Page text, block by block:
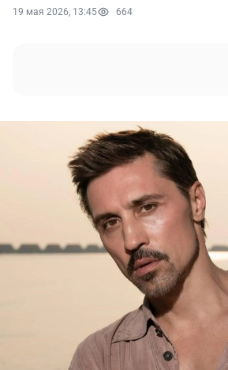
19 мая 2026, 13:45 664